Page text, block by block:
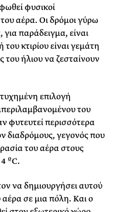
φυσικοί
αέρα. Οι δρόμοι γύρω
παράδειγμα, είναι
κτιρίου είναι γεμάτη
του ήλιου να ζεσταίνουν
επιλογή
του
φυτευτεί περισσότερα
διαδρόμους, γεγονός που
του αέρα στους
ºC.
να δημιουργήσει αυτού
σε μια πόλη. Και ο